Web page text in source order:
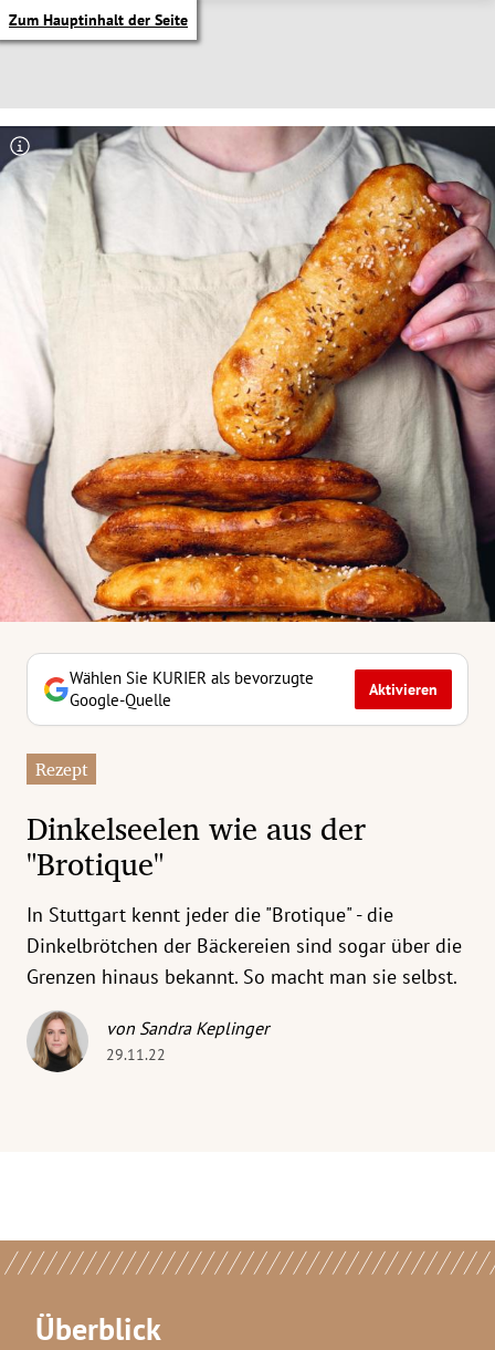
Zum Hauptinhalt der Seite
Untermenü
Untermenü
Untermenü
Untermenü
Untermenü
Untermenü
Untermenü
Untermenü
Untermenü
Untermenü
Wählen Sie KURIER als bevorzugte
Google-Quelle
Aktivieren
Rezept
Dinkelseelen wie aus der
"Brotique"
In Stuttgart kennt jeder die "Brotique" - die
Dinkelbrötchen der Bäckereien sind sogar über die
Grenzen hinaus bekannt. So macht man sie selbst.
von Sandra Keplinger
29.11.22
Überblick